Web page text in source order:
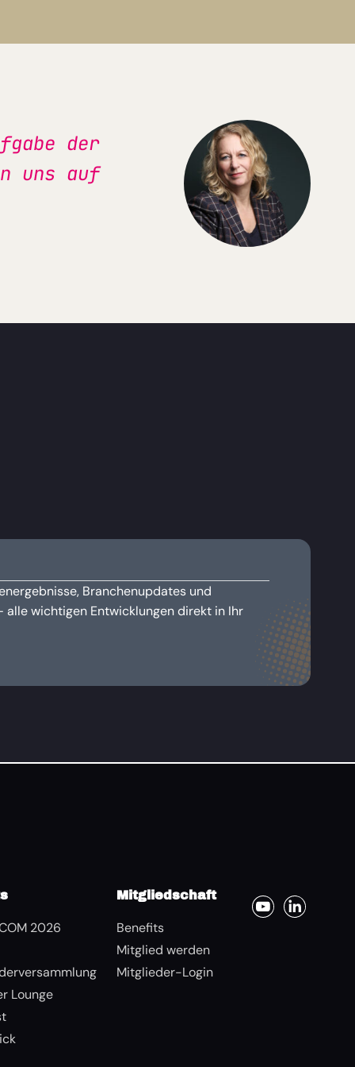
der
uns auf
Branchenupdates und
wichtigen Entwicklungen direkt in Ihr
2026
Lounge
Mitgliedschaft
Benefits
Mitglied werden
Mitglieder-Login